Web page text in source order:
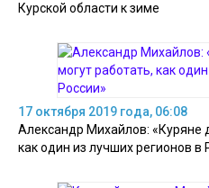
Курской области к зиме
17 октября 2019 года, 06:08
Александр Михайлов: «Куряне
как один из лучших регионов в